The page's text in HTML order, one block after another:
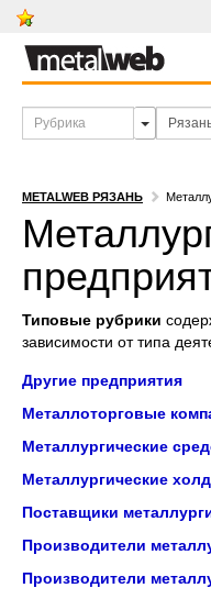
METALWEB РЯЗАНЬ
Типовые рубрики
зависимости от типа
Другие предприятия
Металлоторговые
Металлургические
Металлургические
Поставщики
Производители
Производители